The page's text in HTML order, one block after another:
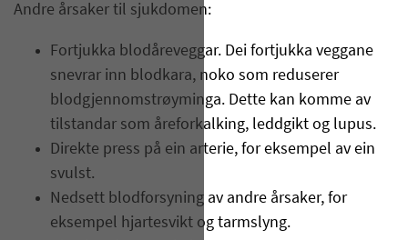
Andre årsaker til sjukdomen:
Fortjukka blodåreveggar. Dei fortjukka veggane
snevrar inn blodkara, noko som reduserer
blodgjennomstrøyminga. Dette kan komme av
tilstandar som åreforkalking, leddgikt og lupus.
Direkte press på ein arterie, for eksempel av ein
svulst.
Nedsett blodforsyning av andre årsaker, for
eksempel hjartesvikt og tarmslyng.